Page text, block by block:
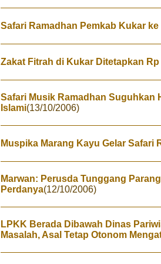
Safari Ramadhan Pemkab Kukar
Zakat Fitrah di Kukar Ditetapkan Rp
Safari Musik Ramadhan Suguhkan
Islami(13/10/2006)
Muspika Marang Kayu Gelar Safari
Marwan: Perusda Tunggang
Perdanya(12/10/2006)
LPKK Berada Dibawah Dinas
Masalah, Asal Tetap Otonom